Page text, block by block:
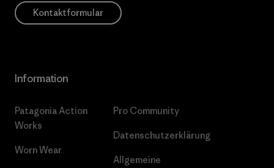
Kontaktformular
Information
Patagonia Action
Works
Worn Wear
Pro Community
Datenschutzerklärung
Allgemeine